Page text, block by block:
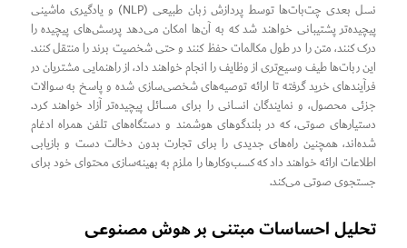
نسل بعدی چت‌بات‌ها توسط پردازش زبان طبیعی (NLP) و یادگیری ماشینی
پیچیده‌تر پشتیبانی خواهند شد که به آن‌ها امکان می‌دهد پرسش‌های پیچیده را
درک کنند، متن را در طول مکالمات حفظ کنند و حتی شخصیت برند را منتقل کنند.
این ربات‌ها طیف وسیع‌تری از وظایف را انجام خواهند داد، از راهنمایی مشتریان در
فرآیندهای خرید گرفته تا ارائه توصیه‌های شخصی‌سازی شده و پاسخ به سوالات
جزئی محصول، و نمایندگان انسانی را برای مسائل پیچیده‌تر آزاد خواهند کرد.
دستیارهای صوتی، که در بلندگوهای هوشمند و دستگاه‌های تلفن همراه ادغام
شده‌اند، همچنین راه‌های جدیدی را برای تجارت بدون دخالت دست و بازیابی
اطلاعات ارائه خواهند داد که کسب‌وکارها را ملزم به بهینه‌سازی محتوای خود برای
جستجوی صوتی می‌کند.
تحلیل احساسات مبتنی بر هوش مصنوعی